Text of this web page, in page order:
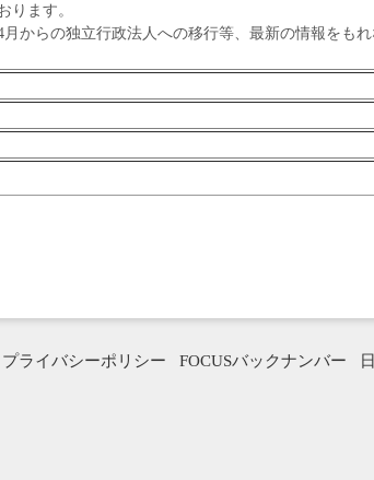
ります。
からの独立行政法人への移行等、最新の情報をも
プライバシーポリシー FOCUSバックナンバー